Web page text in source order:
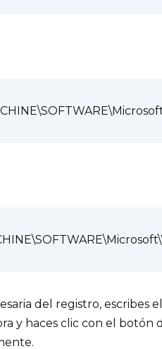
del registro, escribes
y haces clic con el botón